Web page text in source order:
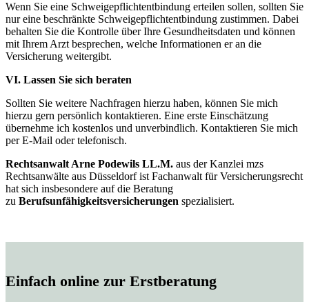
Wenn Sie eine Schweigepflichtentbindung erteilen sollen, sollten Sie
nur eine beschränkte Schweigepflichtentbindung zustimmen. Dabei
behalten Sie die Kontrolle über Ihre Gesundheitsdaten und können
mit Ihrem Arzt besprechen, welche Informationen er an die
Versicherung weitergibt.
VI. Lassen Sie sich beraten
Sollten Sie weitere Nachfragen hierzu haben, können Sie mich
hierzu gern persönlich kontaktieren. Eine erste Einschätzung
übernehme ich kostenlos und unverbindlich. Kontaktieren Sie mich
per E-Mail oder telefonisch.
Rechtsanwalt Arne Podewils LL.M. aus der Kanzlei mzs
Rechtsanwälte aus Düsseldorf ist Fachanwalt für Versicherungsrecht
hat sich insbesondere auf die Beratung
zu Berufsunfähigkeitsversicherungen spezialisiert.
Einfach online zur Erstberatung